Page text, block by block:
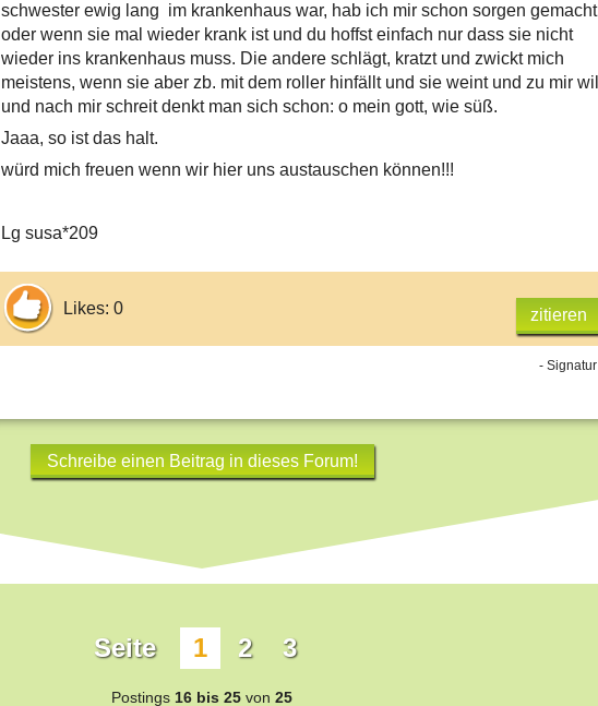
schwester ewig lang im krankenhaus war, hab ich mir schon sorgen
oder wenn sie mal wieder krank ist und du hoffst einfach nur dass sie nicht
wieder ins krankenhaus muss. Die andere schlägt, kratzt und zwickt mich
meistens, wenn sie aber zb. mit dem roller hinfällt und sie weint und zu mir
und nach mir schreit denkt man sich schon: o mein gott, wie süß.
Jaaa, so ist das halt.
würd mich freuen wenn wir hier uns austauschen können!!!
Lg susa*209
Likes: 0 zitieren
-
Schreibe einen Beitrag in dieses Forum!
Seite 1 2 3
Postings 16 bis 25 von 25